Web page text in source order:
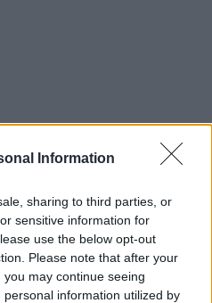
Information
sharing to third parties, or
sensitive information for
use the below opt-out
Please note that after your
may continue seeing
information utilized by